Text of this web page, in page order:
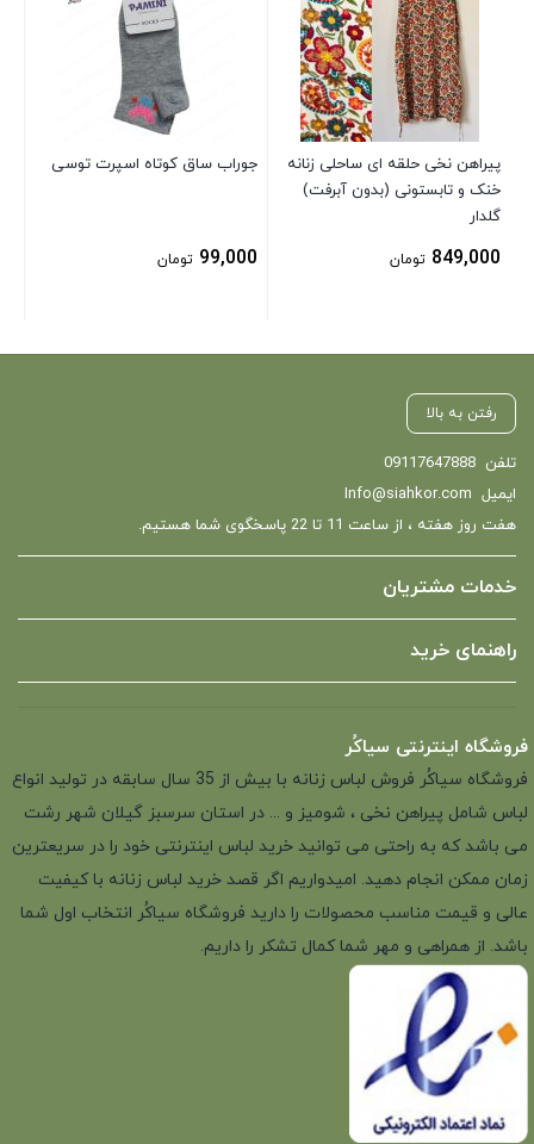
پیراهن نخی حلقه ای ساحلی زنانه
خنک و تابستونی (بدون آبرفت)
گلدار
849,000 تومان
جوراب ساق کوتاه اسپرت توسی
99,000 تومان
رفتن به بالا
تلفن 09117647888
ایمیل Info@siahkor.com
هفت روز هفته ، از ساعت 11 تا 22 پاسخگوی شما هستیم.
خدمات مشتریان
راهنمای خرید
فروشگاه اینترنتی سیاکُر
فروشگاه سیاکُر فروش لباس زنانه با بیش از 35 سال سابقه در تولید انواع
لباس شامل پیراهن نخی ، شومیز و ... در استان سرسبز گیلان شهر رشت
می باشد که به راحتی می توانید خرید لباس اینترنتی خود را در سریعترین
زمان ممکن انجام دهید. امیدواریم اگر قصد خرید لباس زنانه با کیفیت
عالی و قیمت مناسب محصولات را دارید فروشگاه سیاکُر انتخاب اول شما
باشد. از همراهی و مهر شما کمال تشکر را داریم.